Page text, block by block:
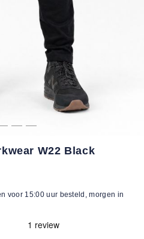
W22 Black
voor 15:00 uur besteld, morgen in